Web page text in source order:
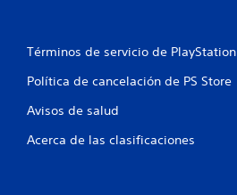
Términos de servicio de PlayStation
Política de cancelación de PS Store
Avisos de salud
Acerca de las clasificaciones